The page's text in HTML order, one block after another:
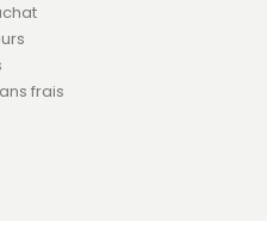
frais